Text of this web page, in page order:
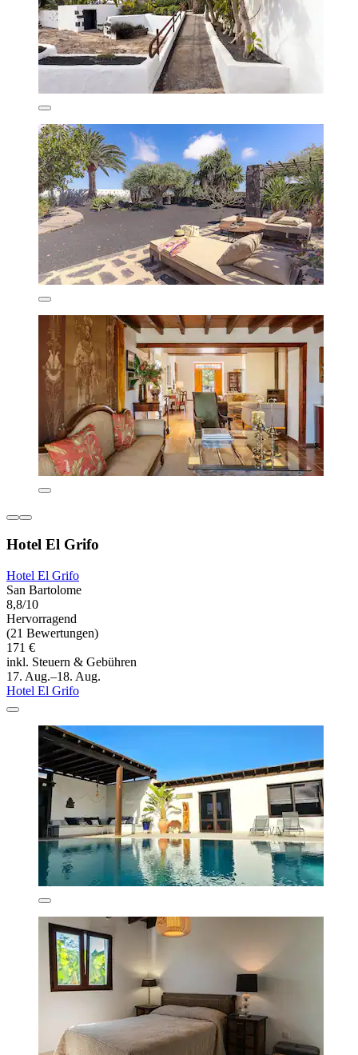
Hotel El Grifo
Hotel El Grifo
San Bartolome
8,8/10
Hervorragend
(21 Bewertungen)
171 €
inkl. Steuern & Gebühren
17. Aug.–18. Aug.
Hotel El Grifo